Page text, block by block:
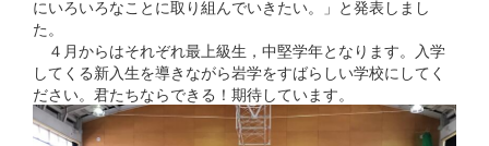
にいろいろなことに取り組んでいきたい。」と発表しまし
た。
４月からはそれぞれ最上級生，中堅学年となります。入学
してくる新入生を導きながら岩学をすばらしい学校にしてく
ださい。君たちならできる！期待しています。